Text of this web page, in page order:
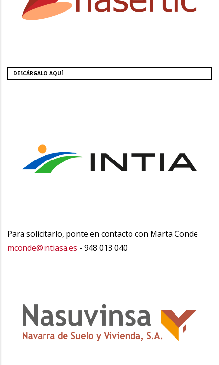
DESCÁRGALO AQUÍ
Para solicitarlo, ponte en contacto con Marta Conde
mconde@intiasa.es - 948 013 040